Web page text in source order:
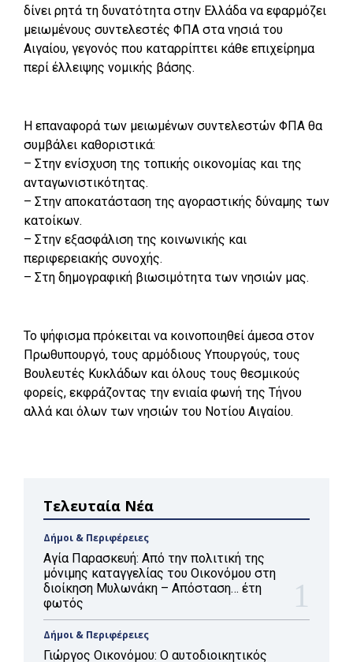
δίνει ρητά τη δυνατότητα στην Ελλάδα να εφαρμόζει
μειωμένους συντελεστές ΦΠΑ στα νησιά του
Αιγαίου, γεγονός που καταρρίπτει κάθε επιχείρημα
περί έλλειψης νομικής βάσης.
Η επαναφορά των μειωμένων συντελεστών ΦΠΑ θα
συμβάλει καθοριστικά:
– Στην ενίσχυση της τοπικής οικονομίας και της
ανταγωνιστικότητας.
– Στην αποκατάσταση της αγοραστικής δύναμης των
κατοίκων.
– Στην εξασφάλιση της κοινωνικής και
περιφερειακής συνοχής.
– Στη δημογραφική βιωσιμότητα των νησιών μας.
Το ψήφισμα πρόκειται να κοινοποιηθεί άμεσα στον
Πρωθυπουργό, τους αρμόδιους Υπουργούς, τους
Βουλευτές Κυκλάδων και όλους τους θεσμικούς
φορείς, εκφράζοντας την ενιαία φωνή της Τήνου
αλλά και όλων των νησιών του Νοτίου Αιγαίου.
Τελευταία Νέα
Δήμοι & Περιφέρειες
Αγία Παρασκευή: Από την πολιτική της
μόνιμης καταγγελίας του Οικονόμου στη
διοίκηση Μυλωνάκη – Απόσταση… έτη
φωτός
Δήμοι & Περιφέρειες
Γιώργος Οικονόμου: Ο αυτοδιοικητικός